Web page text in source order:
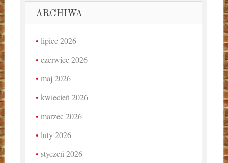
ARCHIWA
lipiec 2026
czerwiec 2026
maj 2026
kwiecień 2026
marzec 2026
luty 2026
styczeń 2026